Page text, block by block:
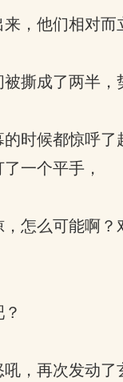
，他们相对而
撕成了两半，
时候都惊呼了
一个平手，
怎么可能啊？
，再次发动了